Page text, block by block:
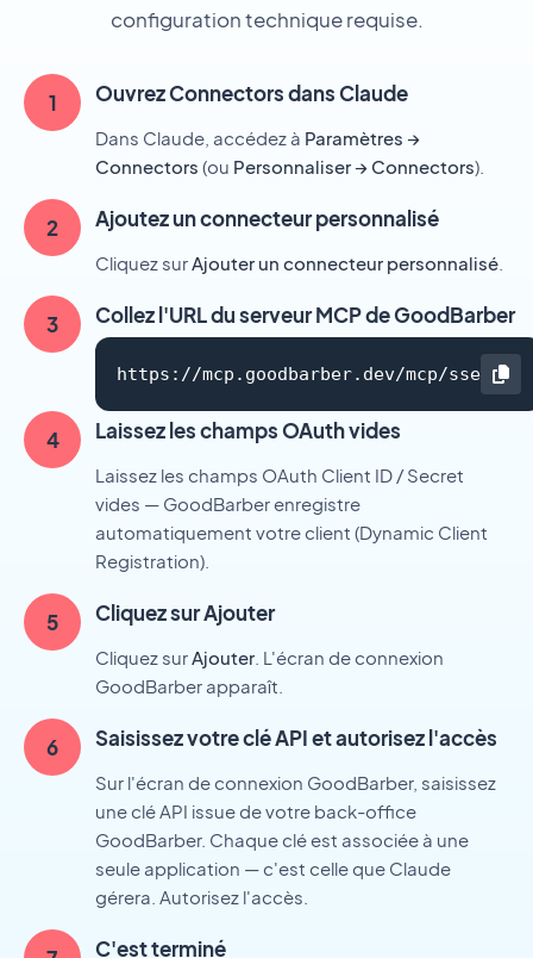
configuration technique requise.
Ouvrez Connectors dans Claude
Dans Claude, accédez à Paramètres →
Connectors (ou Personnaliser → Connectors).
Ajoutez un connecteur personnalisé
Cliquez surAjouter un connecteur personnalisé
Collez l'URL du serveur MCP de GoodBarber
https://mcp.goodbarber.dev/mcp/sse
Laissez les champs OAuth vides
Laissez les champs OAuth Client ID / Secret
vides — GoodBarber enregistre
automatiquement votre client (Dynamic Client
Registration).
Cliquez sur Ajouter
Cliquez surAjouter . L'écran de connexion
GoodBarber apparaît.
Saisissez votre clé API et autorisez l'accès
Sur l'écran de connexion GoodBarber, saisissez
une clé API issue de votre back-office
GoodBarber. Chaque clé est associée à une
seule application — c'est celle que Claude
gérera. Autorisez l'accès.
C'est terminé